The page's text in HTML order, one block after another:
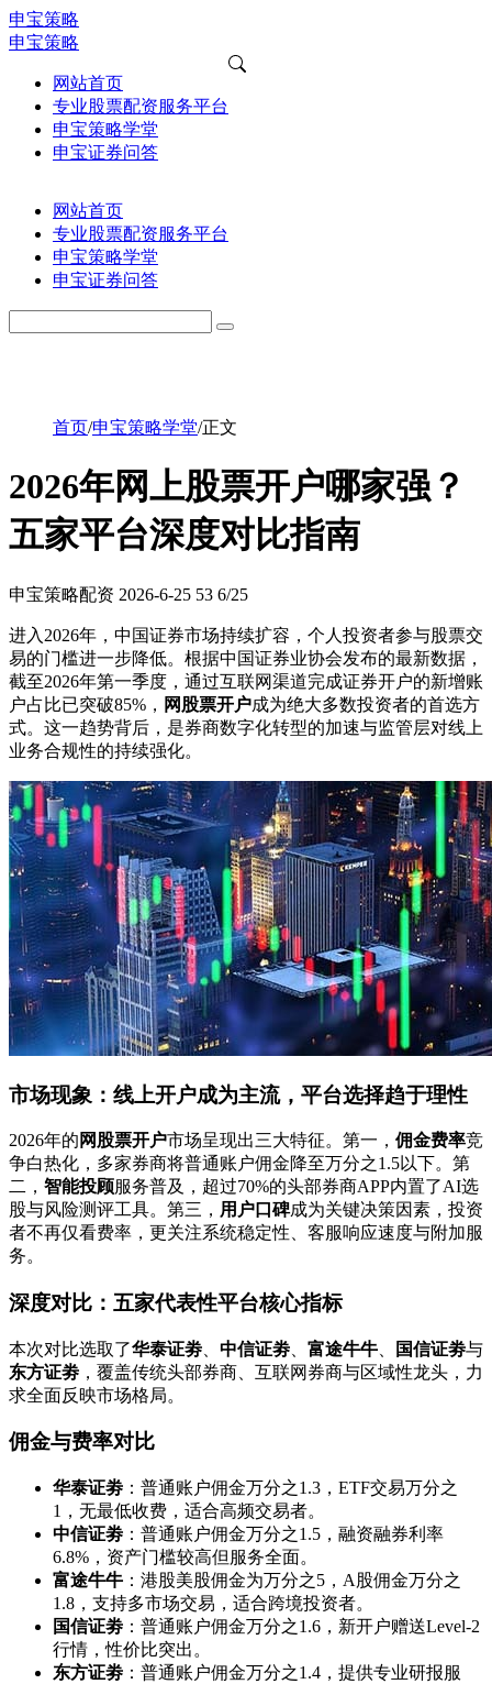
申宝策略
申宝策略
网站首页
专业股票配资服务平台
申宝策略学堂
申宝证券问答
网站首页
专业股票配资服务平台
申宝策略学堂
申宝证券问答
首页/申宝策略学堂/正文
2026年网上股票开户哪家强？
五家平台深度对比指南
申宝策略配资 2026-6-25 53 6/25
进入2026年，中国证券市场持续扩容，个人投资者参与股票交
易的门槛进一步降低。根据中国证券业协会发布的最新数据，
截至2026年第一季度，通过互联网渠道完成证券开户的新增账
户占比已突破85%， 网股票开户成为绝大多数投资者的首选方
式。这一趋势背后，是券商数字化转型的加速与监管层对线上
业务合规性的持续强化。
市场现象：线上开户成为主流，平台选择趋于理性
2026年的 网股票开户市场呈现出三大特征。第一， 佣金费率竞
争白热化，多家券商将普通账户佣金降至万分之1.5以下。第
二， 智能投顾服务普及，超过70%的头部券商APP内置了AI选
股与风险测评工具。第三， 用户口碑成为关键决策因素，投资
者不再仅看费率，更关注系统稳定性、客服响应速度与附加服
务。
深度对比：五家代表性平台核心指标
本次对比选取了华泰证劵 中信证劵 富途牛牛 国信证劵与
东方证劵 ，覆盖传统头部券商、互联网券商与区域性龙头，力
求全面反映市场格局。
佣金与费率对比
华泰证劵 ：普通账户佣金万分之1.3，ETF交易万分之
1，无最低收费，适合高频交易者。
中信证劵 ：普通账户佣金万分之1.5，融资融券利率
6.8%，资产门槛较高但服务全面。
富途牛牛 ：港股美股佣金为万分之5，A股佣金万分之
1.8，支持多市场交易，适合跨境投资者。
国信证劵 ：普通账户佣金万分之1.6，新开户赠送Level-2
行情，性价比突出。
东方证劵 ：普通账户佣金万分之1.4，提供专业研报服